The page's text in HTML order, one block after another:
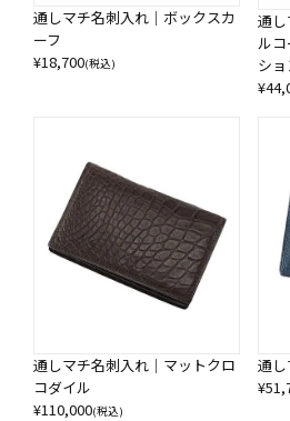
通しマチ名刺入れ｜ボックスカ
ーフ
¥18,700(税込)
通
ル
ショ
¥
通しマチ名刺入れ｜マットクロ
コダイル
¥110,000(税込)
通
¥